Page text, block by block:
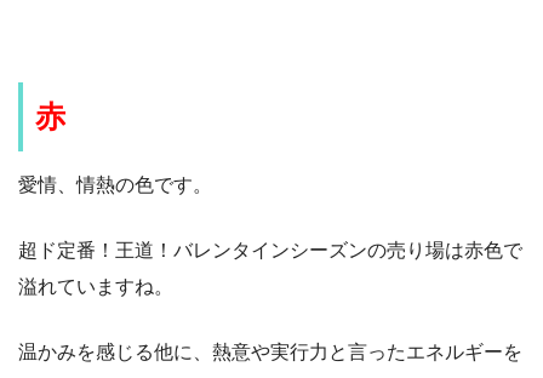
赤
愛情、情熱の色です。
超ド定番！王道！バレンタインシーズンの売り場は赤色で
溢れていますね。
温かみを感じる他に、熱意や実行力と言ったエネルギーを